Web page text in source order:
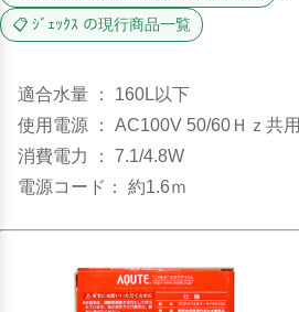
📋 ｼﾞｪｯｸｽ の現行商品一覧
適合水量 ： 160L以下
使用電源 ： AC100V 50/60Ｈｚ共用
消費電力 ： 7.1/4.8W
電源コード： 約1.6ｍ